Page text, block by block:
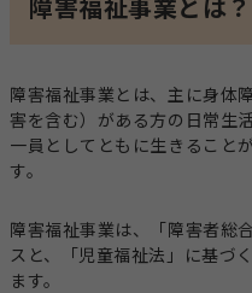
障害福祉事業とは、主に身体
害を含む）がある方の日常生
一員としてともに生きること
す。
障害福祉事業は、「障害者総
スと、「児童福祉法」に基づ
ます。